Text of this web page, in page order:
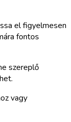
el figyelmesen
fontos
szereplő
vagy